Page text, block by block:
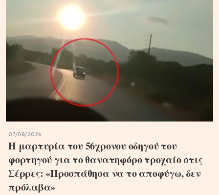
07/08/2026
Η μαρτυρία του 56χρονου οδηγού του
φορτηγού για το θανατηφόρο τροχαίο στις
Σέρρες: «Προσπάθησα να το αποφύγω, δεν
πρόλαβα»